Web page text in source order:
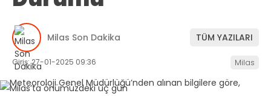
ASAYIŞ
GÜNDEM
EKONOMI
SPOR
Milas Son Dakika TÜM YAZILARI
Giriş: 27-01-2025 09:36 Milas